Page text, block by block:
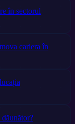
în sectorul
cariera în